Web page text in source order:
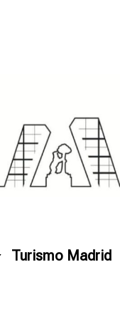
Turismo Madrid